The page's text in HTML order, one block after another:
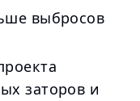
выбросов
заторов и